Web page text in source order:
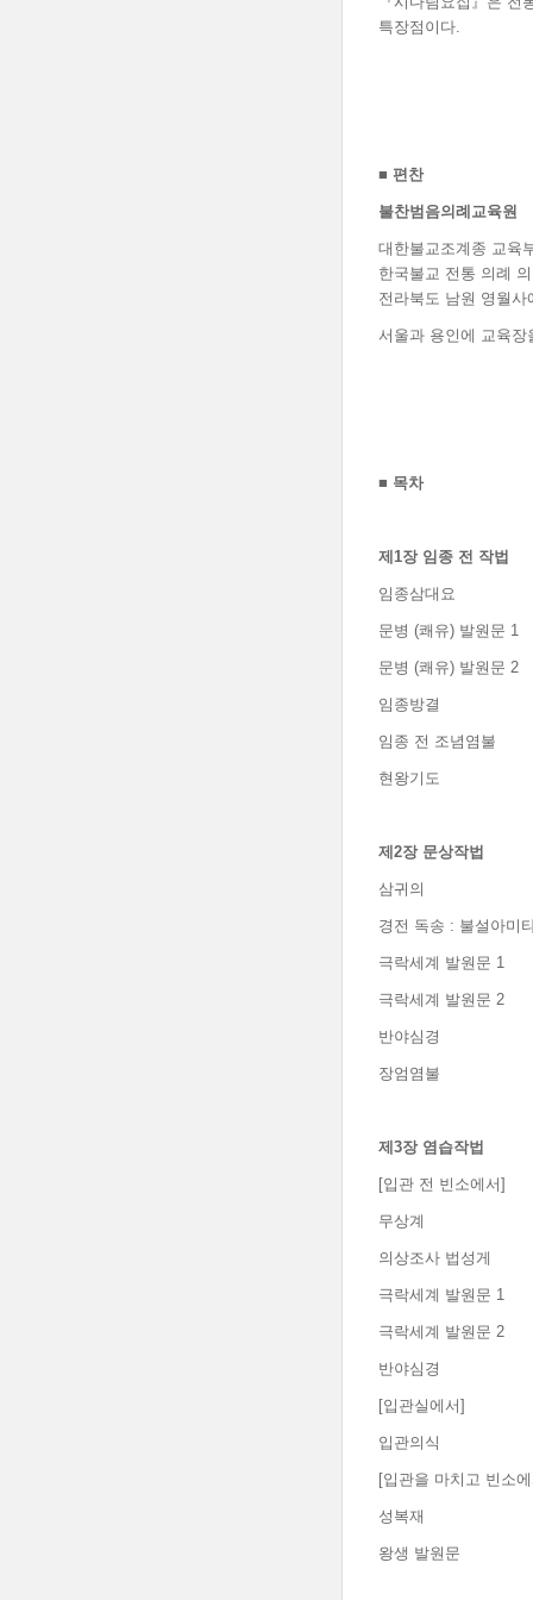
특장점이다.
■ 편찬
불찬범음의례교육원
대한불교조계종 교육
한국불교 전통 의례
전라북도 남원 영월
서울과 용인에 교육
■ 목차
제 1장 임종 전 작법
임종삼대요
문병 (쾌유) 발원문 1
문병 (쾌유) 발원문 2
임종방결
임종 전 조념염불
현왕기도
제 2장 문상작법
삼귀의
경전 독송 : 불설아미
극락세계 발원문 1
극락세계 발원문 2
반야심경
장엄염불
제 3장 염습작법
[입관 전 빈소에서]
무상계
의상조사 법성게
극락세계 발원문 1
극락세계 발원문 2
반야심경
[입관실에서]
입관의식
[입관을 마치고 빈소
성복재
왕생 발원문